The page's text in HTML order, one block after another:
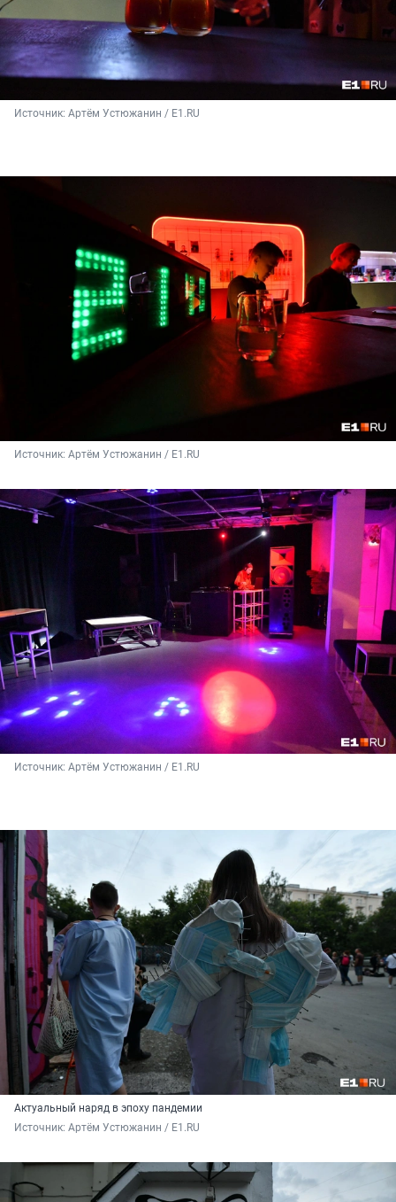
Источник: Артём Устюжанин / E1.RU
Источник: Артём Устюжанин / E1.RU
Источник: Артём Устюжанин / E1.RU
Актуальный наряд в эпоху пандемии
Источник: Артём Устюжанин / E1.RU